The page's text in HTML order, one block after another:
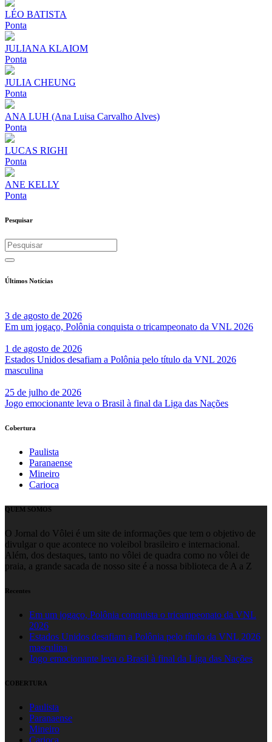
LÉO BATISTA
Ponta
JULIANA KLAIOM
Ponta
JULIA CHEUNG
Ponta
ANA LUH (Ana Luisa Carvalho Alves)
Ponta
LUCAS RIGHI
Ponta
ANE KELLY
Ponta
Pesquisar
Últimos Notícias
3 de agosto de 2026
Em um jogaço, Polônia conquista o tricampeonato da VNL 2026
1 de agosto de 2026
Estados Unidos desafiam a Polônia pelo título da VNL 2026
masculina
25 de julho de 2026
Jogo emocionante leva o Brasil à final da Liga das Nações
Cobertura
Paulista
Paranaense
Mineiro
Carioca
QUEM SOMOS
O Jornal do Vôlei é um site de informações que tem o objetivo de
divulgar o que acontece no voleibol brasileiro e internacional.
Além, dos destaques, tanto no vôlei de quadra como no vôlei de
praia, a grande sacada de nosso site é a nossa biblioteca de A a Z
Recentes
Em um jogaço, Polônia conquista o tricampeonato da VNL
2026
Estados Unidos desafiam a Polônia pelo título da VNL 2026
masculina
Jogo emocionante leva o Brasil à final da Liga das Nações
COBERTURA
Paulista
Paranaense
Mineiro